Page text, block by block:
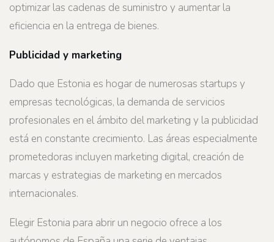
optimizar las cadenas de suministro y aumentar la
eficiencia en la entrega de bienes.
Publicidad y marketing
Dado que Estonia es hogar de numerosas startups y
empresas tecnológicas, la demanda de servicios
profesionales en el ámbito del marketing y la publicidad
está en constante crecimiento. Las áreas especialmente
prometedoras incluyen marketing digital, creación de
marcas y estrategias de marketing en mercados
internacionales.
Elegir Estonia para abrir un negocio ofrece a los